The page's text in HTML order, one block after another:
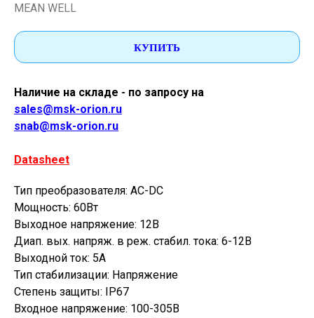
MEAN WELL
КУПИТЬ
Наличие на складе - по запросу на
sales@msk-orion.ru
snab@msk-orion.ru
Datasheet
Тип преобразователя: AC-DC
Мощность: 60Вт
Выходное напряжение: 12В
Диап. вых. напряж. в реж. стабил. тока: 6-12В
Выходной ток: 5А
Тип стабилизации: Напряжение
Степень защиты: IP67
Входное напряжение: 100-305В